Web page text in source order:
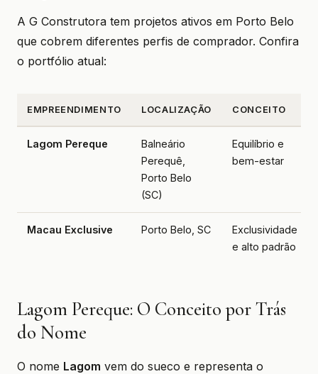
A G Construtora tem projetos ativos em Porto Belo
que cobrem diferentes perfis de comprador. Confira
o portfólio atual:
EMPREENDIMENTO LOCALIZAÇÃO CONCEITO
Lagom Pereque
Balneário
Perequê,
Porto Belo
(SC)
Equilíbrio e
bem-estar
Macau Exclusive Porto Belo, SC
Exclusividade
e alto padrão
Lagom Pereque: O Conceito por Trás
do Nome
O nome Lagom vem do sueco e representa o